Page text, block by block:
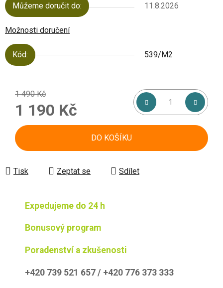
Můžeme doručit do: 11.8.2026
Možnosti doručení
Kód: 539/M2
1 490 Kč
1 190 Kč
Měrná cena:
DO KOŠÍKU
Tisk Zeptat se Sdílet
Expedujeme do 24 h
Bonusový program
Poradenství a zkušenosti
+420 739 521 657 / +420 776 373 333